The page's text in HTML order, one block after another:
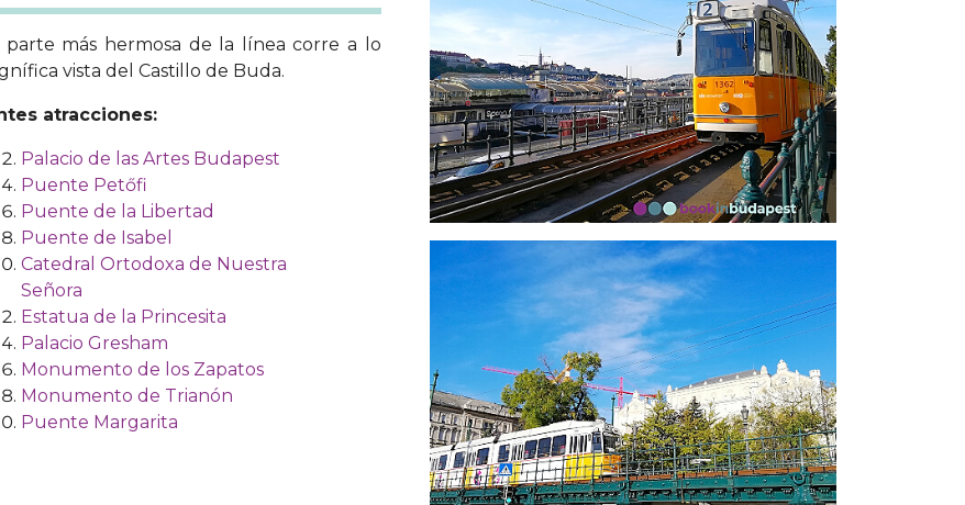
más hermosa de la línea corre a lo
vista del Castillo de Buda.
atracciones:
Palacio de las Artes Budapest
Puente Petőfi
Puente de la Libertad
Puente de Isabel
Catedral Ortodoxa de Nuestra
Señora
Estatua de la Princesita
Palacio Gresham
Monumento de los Zapatos
Monumento de Trianón
Puente Margarita